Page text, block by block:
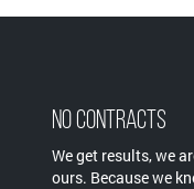
No Contracts
We get results, we
ours. Because we